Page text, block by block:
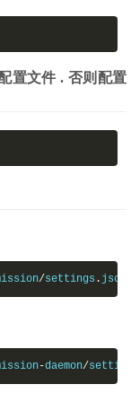
置文件 . 否则配置
/settings . json
-daemon/